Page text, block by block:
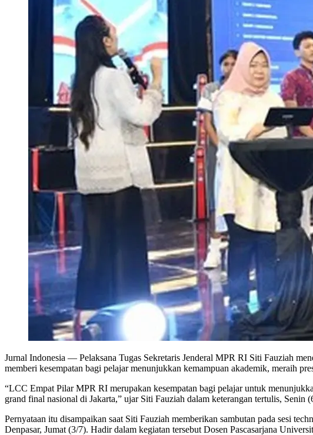
Jurnal Indonesia — Pelaksana Tugas Sekretaris Jenderal MPR RI Siti Fauziah
memberi kesempatan bagi pelajar menunjukkan kemampuan akademik, meraih
“LCC Empat Pilar MPR RI merupakan kesempatan bagi pelajar untuk
grand final nasional di Jakarta,” ujar Siti Fauziah dalam keterangan tertulis, Senin
Pernyataan itu disampaikan saat Siti Fauziah memberikan sambutan pada sesi
Denpasar, Jumat (3/7). Hadir dalam kegiatan tersebut Dosen Pascasarjana